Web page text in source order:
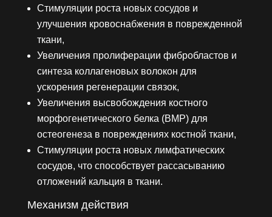
Стимуляции роста новых сосудов и
улучшения кровоснабжения в поврежденной
ткани,
Увеличения пролиферации фибробластов и
синтеза коллагеновых волокон для
ускорения регенерации связок,
Увеличения высвобождения костного
морфогенетического белка (BMP) для
остеогенеза в повреждениях костной ткани,
Стимуляции роста новых лимфатических
сосудов, что способствует рассасыванию
отложений кальция в ткани.
Механизм действия